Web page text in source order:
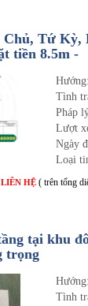
Chủ, Tứ Kỳ,
tiền 8.5m -
Hướng:
Tình
Pháp
Lượt
Ngày
Loại
LIÊN HỆ ( trên tổng
tại khu
trọng
Hướng:
Tình